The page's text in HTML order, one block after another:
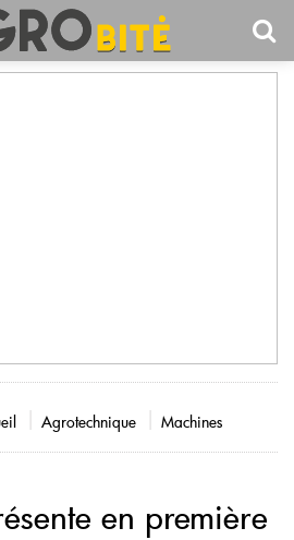
Agrotechnique Machines
en première